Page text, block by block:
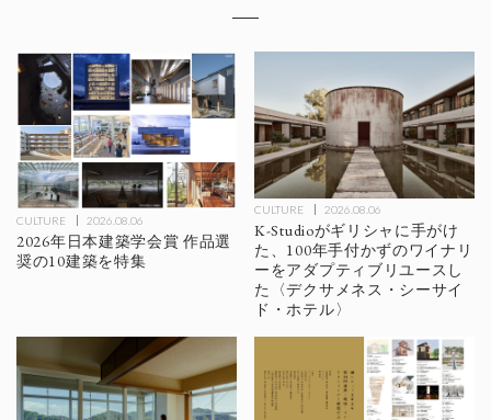
CULTURE 2026.08.06
2026年日本建築学会賞 作品選
奨の10建築を特集
CULTURE 2026.08.06
K-Studioがギリシャに手がけ
た、100年手付かずのワイナリ
ーをアダプティブリユースし
た〈デクサメネス・シーサイ
ド・ホテル〉